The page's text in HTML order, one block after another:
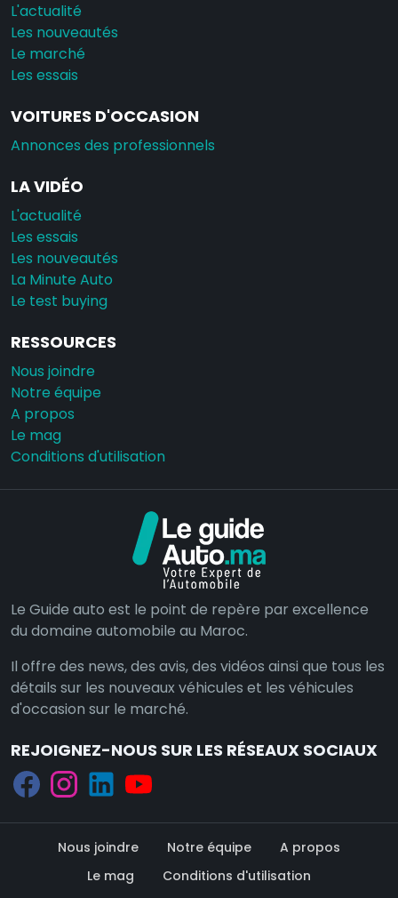
L'actualité
Les nouveautés
Le marché
Les essais
VOITURES D'OCCASION
Annonces des professionnels
LA VIDÉO
L'actualité
Les essais
Les nouveautés
La Minute Auto
Le test buying
RESSOURCES
Nous joindre
Notre équipe
A propos
Le mag
Conditions d'utilisation
Le Guide auto est le point de repère par excellence
du domaine automobile au Maroc.
Il offre des news, des avis, des vidéos ainsi que tous les
détails sur les nouveaux véhicules et les véhicules
d'occasion sur le marché.
REJOIGNEZ-NOUS SUR LES RÉSEAUX SOCIAUX
Nous joindre Notre équipe
A propos
Le mag
Conditions d'utilisation